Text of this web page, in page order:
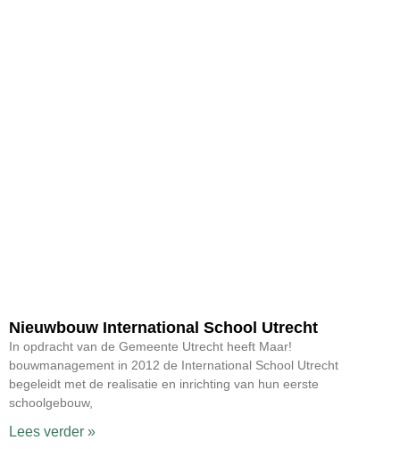
Nieuwbouw International School Utrecht
In opdracht van de Gemeente Utrecht heeft Maar!
bouwmanagement in 2012 de International School Utrecht
begeleidt met de realisatie en inrichting van hun eerste
schoolgebouw,
Lees verder »